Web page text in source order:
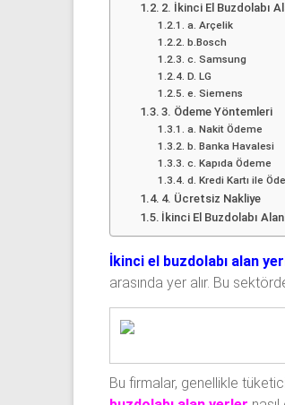
olarak
buzdolabı,
çamaşır
makinesi,
makinesi,
dondurucu,
alınır.
2. İkinci El Buzdolabı
a. Arçelik
b.Bosch
c. Samsung
D. LG
e. Siemens
3. Ödeme Yöntemleri
a. Nakit Ödeme
b. Banka Havalesi
c. Kapıda Ödeme
d. Kredi Kartı ile
4. Ücretsiz Nakliye
İkinci El Buzdolabı
İkinci el buzdolabı alan
arasında yer alır. Bu
Bu firmalar, genellikle